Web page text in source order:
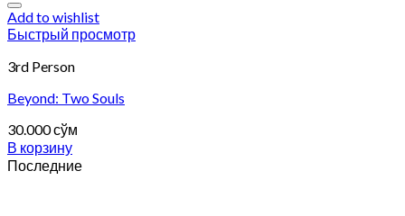
Add to wishlist
Быстрый просмотр
3rd Person
Beyond: Two Souls
30.000сўм
В корзину
Последние